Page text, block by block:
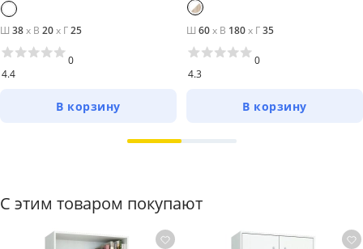
Ш 38x В 20x Г25
4.4
0
В корзину
Ш 60x В 180x Г35
4.3
0
В корзину
С этим товаром покупают